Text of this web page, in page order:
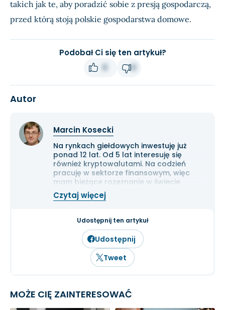
takich jak te, aby poradzić sobie z presją gospodarczą,
przed którą stoją polskie gospodarstwa domowe.
Podobał Ci się ten artykuł?
Autor
Marcin Kosecki
Na rynkach giełdowych inwestuję już
ponad 12 lat. Od 5 lat interesuję się
również kryptowalutami. Na codzień
pracuję w sektorze finansowym, więc
mam bieżące rozeznanie w świecie
gospodarki i ekonomii. Cenię przede
wszystkim solidną analizę
inwestowanie długoterminowe.
Czytaj więcej
Udostępnij ten artykuł
Udostępnij
Tweet
MOŻE CIĘ ZAINTERESOWAĆ